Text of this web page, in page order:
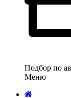
Подбор по
Меню